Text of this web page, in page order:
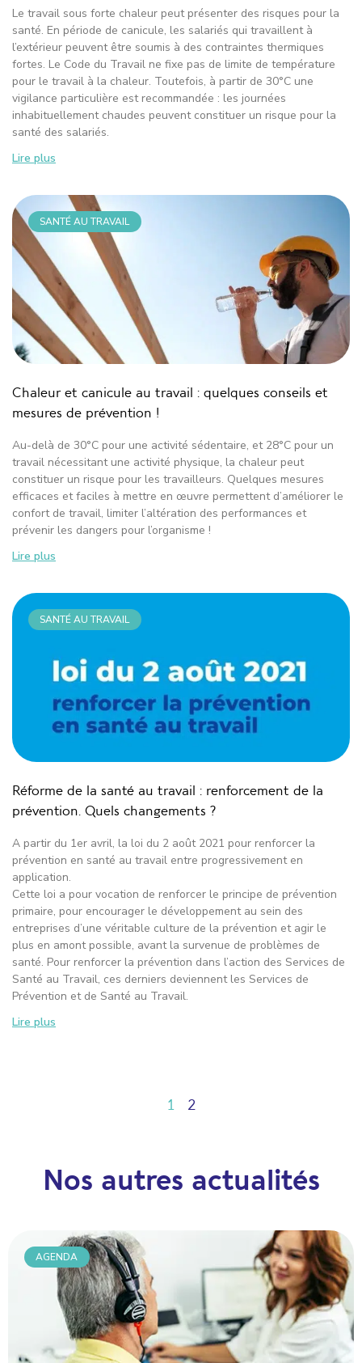
Le travail sous forte chaleur peut présenter des risques pour la
santé. En période de canicule, les salariés qui travaillent à
l’extérieur peuvent être soumis à des contraintes thermiques
fortes. Le Code du Travail ne fixe pas de limite de température
pour le travail à la chaleur. Toutefois, à partir de 30°C une
vigilance particulière est recommandée : les journées
inhabituellement chaudes peuvent constituer un risque pour la
santé des salariés.
Lire plus
SANTÉ AU TRAVAIL
Chaleur et canicule au travail : quelques conseils et
mesures de prévention !
Au-delà de 30°C pour une activité sédentaire, et 28°C pour un
travail nécessitant une activité physique, la chaleur peut
constituer un risque pour les travailleurs. Quelques mesures
efficaces et faciles à mettre en œuvre permettent d’améliorer le
confort de travail, limiter l’altération des performances et
prévenir les dangers pour l’organisme !
Lire plus
SANTÉ AU TRAVAIL
Réforme de la santé au travail : renforcement de la
prévention. Quels changements ?
A partir du 1er avril, la loi du 2 août 2021 pour renforcer la
prévention en santé au travail entre progressivement en
application.
Cette loi a pour vocation de renforcer le principe de prévention
primaire, pour encourager le développement au sein des
entreprises d’une véritable culture de la prévention et agir le
plus en amont possible, avant la survenue de problèmes de
santé. Pour renforcer la prévention dans l’action des Services de
Santé au Travail, ces derniers deviennent les Services de
Prévention et de Santé au Travail.
Lire plus
1 2
Nos autres actualités
AGENDA